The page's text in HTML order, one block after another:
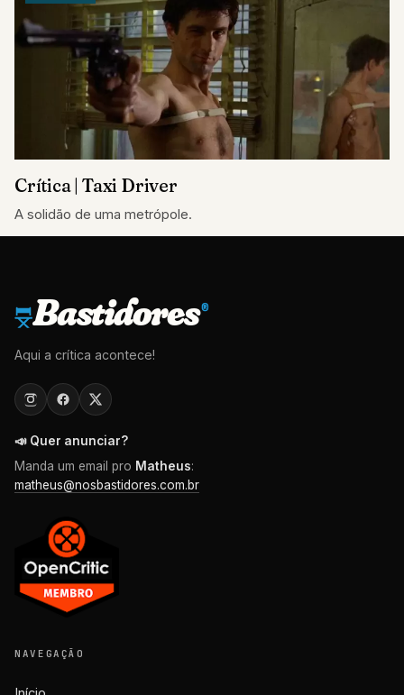
Crítica | Taxi Driver
A solidão de uma metrópole.
Bastidores®
Aqui a crítica acontece!
📣 Quer anunciar?
Manda um email pro Matheus:
matheus@nosbastidores.com.br
NAVEGAÇÃO